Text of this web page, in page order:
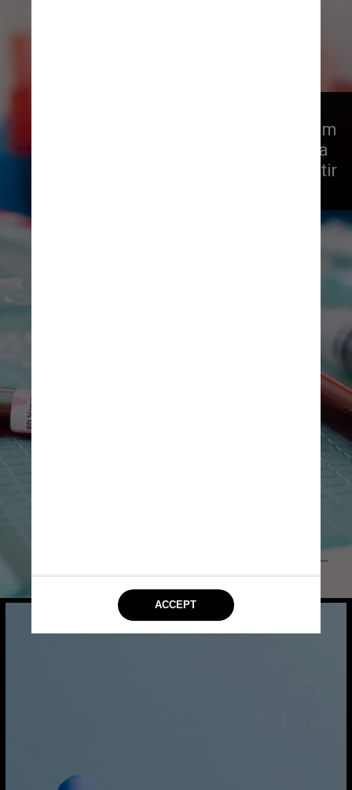
Institutet, na Suécia, desenvolveram
um método que pode apontar uma
forma hereditária da doença a partir